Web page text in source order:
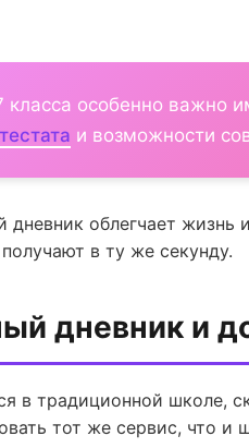
класса особенно важно
и возможности
дневник облегчает жизнь
в ту же секунду.
дневник и
в традиционной школе,
тот же сервис, что